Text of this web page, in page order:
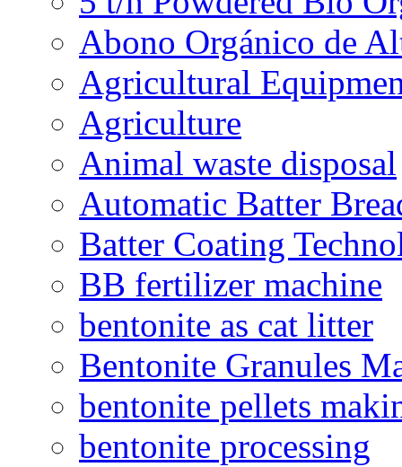
Abono Orgánico de
Agricultural
Agriculture
Animal waste disposal
Automatic Batter
Batter Coating
BB fertilizer machine
bentonite as cat litter
Bentonite Granules
bentonite pellets
bentonite processing